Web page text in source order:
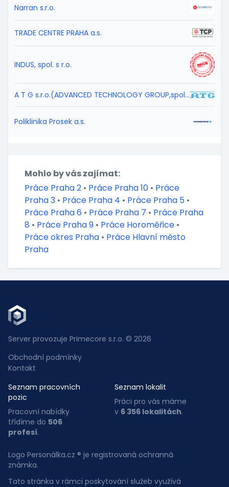
Narran s.r.o.
TRADE CENTRE PRAHA a.s.
INDUS, spol. s r.o.
A T G s.r.o.(ADVANCED TECHNOLOGY GROUP,spol.s r.o.)
Poliklinika Prosek a.s.
Mohlo by vás zajímat:
Práce Praha 2 • Práce Praha 10 • Práce
Praha 3 • Práce Praha 4 • Práce Praha 5 •
Práce Praha 6 • Práce Praha 7 • Práce Praha
8 • Práce Praha 9 • Práce Horoměřice •
Práce okres Praha • Práce Hlavní město
Praha
Server provozuje Primecore s.r.o. © 2026
Obchodní podmínky
Kontakt
Seznam pracovních
pozic
Pracovní nabídky
třídíme do 506
profesí.
Seznam lokalit
Práci pro vás máme
v 6 356 lokalitách.
Logo Personálka.cz ® je registrovaná ochranná
známka.
Tato stránka v rámci poskytování služeb využívá